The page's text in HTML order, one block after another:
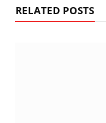
RELATED POSTS